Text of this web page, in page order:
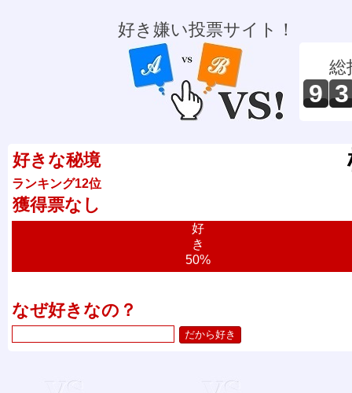
好き嫌い投票サイト！
総
9 3
好きな秘境
ランキング12位
獲得票なし
好
き
50%
なぜ好きなの？